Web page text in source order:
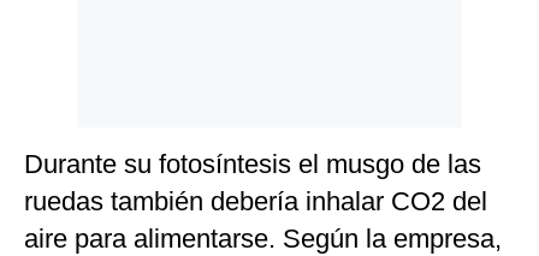
Durante su fotosíntesis el musgo de las
ruedas también debería inhalar CO2 del
aire para alimentarse. Según la empresa,